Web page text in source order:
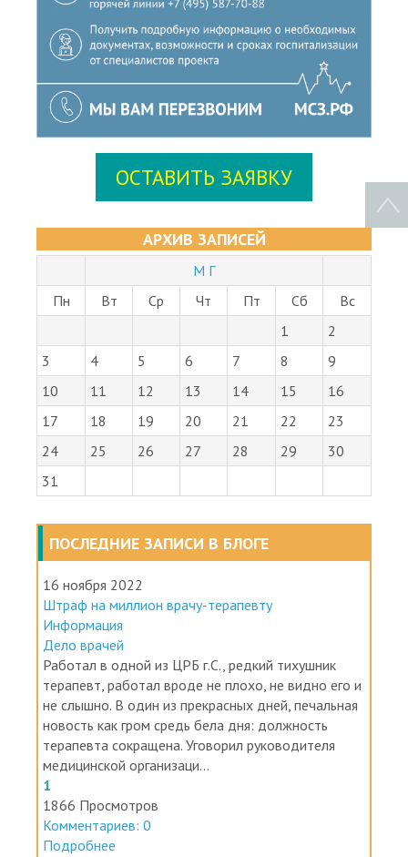
ОСТАВИТЬ ЗАЯВКУ
М Г
Пн
Вт Ср Чт Пт Сб
Вс
1
2
3
4 5 6 7 8
9
10
11 12 13 14 15
16
17
18 19 20 21 22
23
24
25 26 27 28 29
30
31
ПОСЛЕДНИЕ ЗАПИСИ В БЛОГЕ
16 ноября 2022
Штраф на миллион врачу-терапевту
Информация
Дело врачей
Работал в одной из ЦРБ г.С., редкий тихушник
терапевт, работал вроде не плохо, не видно его и
не слышно. В один из прекрасных дней, печальная
новость как гром средь бела дня: должность
терапевта сокращена. Уговорил руководителя
медицинской организаци...
1
1866 Просмотров
Комментариев: 0
Подробнее
19 октября 2022